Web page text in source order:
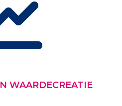
WAARDECREATIE